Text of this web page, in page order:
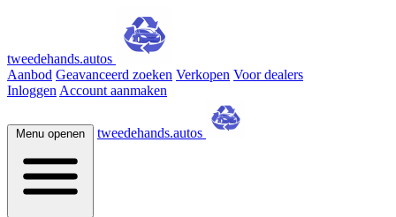
tweedehands.autos
Aanbod Geavanceerd zoeken Verkopen Voor dealers
Inloggen Account aanmaken
Menu openen tweedehands.autos